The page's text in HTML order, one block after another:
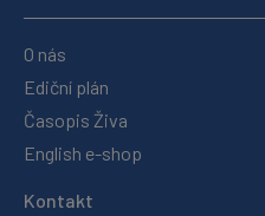
O nás
Ediční plán
Časopis Živa
English e-shop
Kontakt